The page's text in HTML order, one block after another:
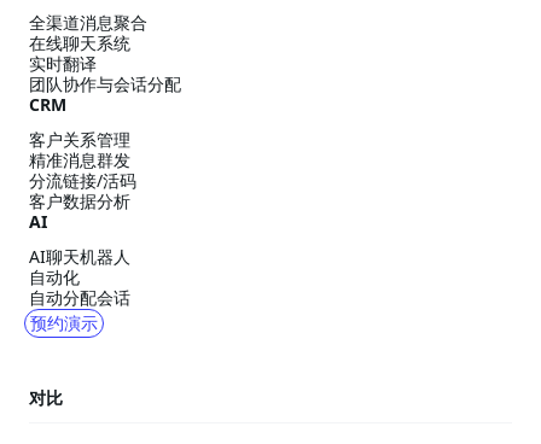
全渠道消息聚合
在线聊天系统
实时翻译
团队协作与会话分配
CRM
客户关系管理
精准消息群发
分流链接/活码
客户数据分析
AI
AI聊天机器人
自动化
自动分配会话
预约演示
对比